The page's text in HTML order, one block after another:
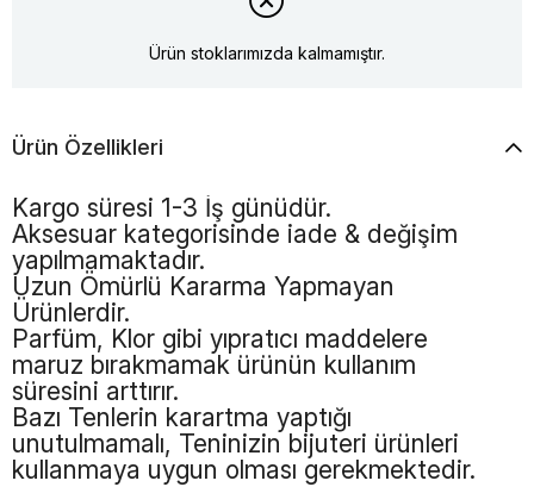
Ürün stoklarımızda kalmamıştır.
Ürün Özellikleri
Kargo süresi 1-3 İş günüdür.
Aksesuar kategorisinde iade & değişim
yapılmamaktadır.
Uzun Ömürlü Kararma Yapmayan
Ürünlerdir.
Parfüm, Klor gibi yıpratıcı maddelere
maruz bırakmamak ürünün kullanım
süresini arttırır.
Bazı Tenlerin karartma yaptığı
unutulmamalı, Teninizin bijuteri ürünleri
kullanmaya uygun olması gerekmektedir.